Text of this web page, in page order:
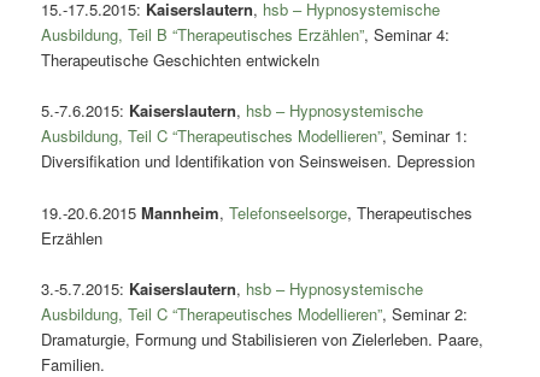
15.-17.5.2015: Kaiserslautern, hsb – Hypnosystemische
Ausbildung, Teil B “Therapeutisches Erzählen”, Seminar 4:
Therapeutische Geschichten entwickeln
5.-7.6.2015: Kaiserslautern, hsb – Hypnosystemische
Ausbildung, Teil C “Therapeutisches Modellieren”, Seminar 1:
Diversifikation und Identifikation von Seinsweisen. Depression
19.-20.6.2015Mannheim,Telefonseelsorge, Therapeutisches
Erzählen
3.-5.7.2015: Kaiserslautern, hsb – Hypnosystemische
Ausbildung, Teil C “Therapeutisches Modellieren”, Seminar 2:
Dramaturgie, Formung und Stabilisieren von Zielerleben. Paare,
Familien.